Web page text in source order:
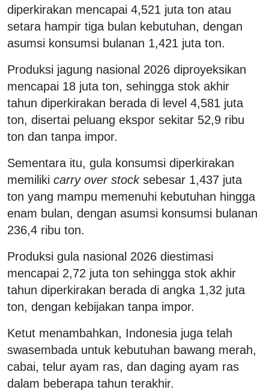
diperkirakan mencapai 4,521 juta ton atau
setara hampir tiga bulan kebutuhan, dengan
asumsi konsumsi bulanan 1,421 juta ton.
Produksi jagung nasional 2026 diproyeksikan
mencapai 18 juta ton, sehingga stok akhir
tahun diperkirakan berada di level 4,581 juta
ton, disertai peluang ekspor sekitar 52,9 ribu
ton dan tanpa impor.
Sementara itu, gula konsumsi diperkirakan
memiliki carry over stocksebesar 1,437 juta
ton yang mampu memenuhi kebutuhan hingga
enam bulan, dengan asumsi konsumsi bulanan
236,4 ribu ton.
Produksi gula nasional 2026 diestimasi
mencapai 2,72 juta ton sehingga stok akhir
tahun diperkirakan berada di angka 1,32 juta
ton, dengan kebijakan tanpa impor.
Ketut menambahkan, Indonesia juga telah
swasembada untuk kebutuhan bawang merah,
cabai, telur ayam ras, dan daging ayam ras
dalam beberapa tahun terakhir.